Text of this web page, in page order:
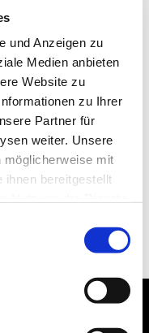
und Anzeigen zu
Medien anbieten
Website zu
zu Ihrer
Partner für
weiter. Unsere
möglicherweise mit
ihnen bereitgestellt